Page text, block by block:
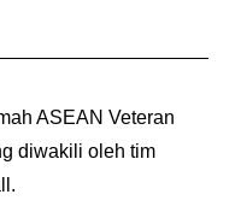
ASEAN Veteran
diwakili oleh tim